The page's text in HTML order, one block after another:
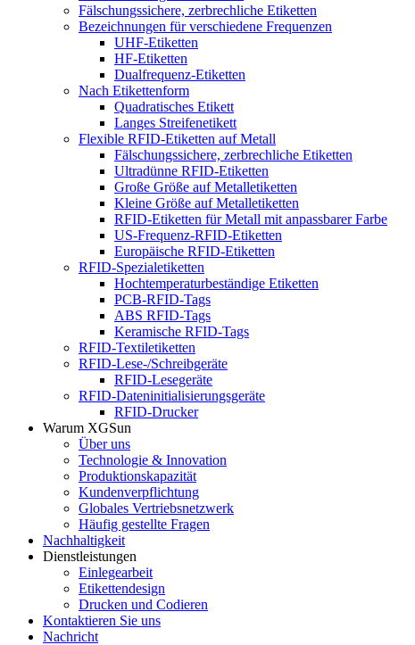
Fälschungssichere, zerbrechliche Etiketten
Bezeichnungen für verschiedene Frequenzen
UHF-Etiketten
HF-Etiketten
Dualfrequenz-Etiketten
Nach Etikettenform
Quadratisches Etikett
Langes Streifenetikett
Flexible RFID-Etiketten auf Metall
Fälschungssichere, zerbrechliche Etiketten
Ultradünne RFID-Etiketten
Große Größe auf Metalletiketten
Kleine Größe auf Metalletiketten
RFID-Etiketten für Metall mit anpassbarer Farbe
US-Frequenz-RFID-Etiketten
Europäische RFID-Etiketten
RFID-Spezialetiketten
Hochtemperaturbeständige Etiketten
PCB-RFID-Tags
ABS RFID-Tags
Keramische RFID-Tags
RFID-Textiletiketten
RFID-Lese-/Schreibgeräte
RFID-Lesegeräte
RFID-Dateninitialisierungsgeräte
RFID-Drucker
Warum XGSun
Über uns
Technologie & Innovation
Produktionskapazität
Kundenverpflichtung
Globales Vertriebsnetzwerk
Häufig gestellte Fragen
Nachhaltigkeit
Dienstleistungen
Einlegearbeit
Etikettendesign
Drucken und Codieren
Kontaktieren Sie uns
Nachricht